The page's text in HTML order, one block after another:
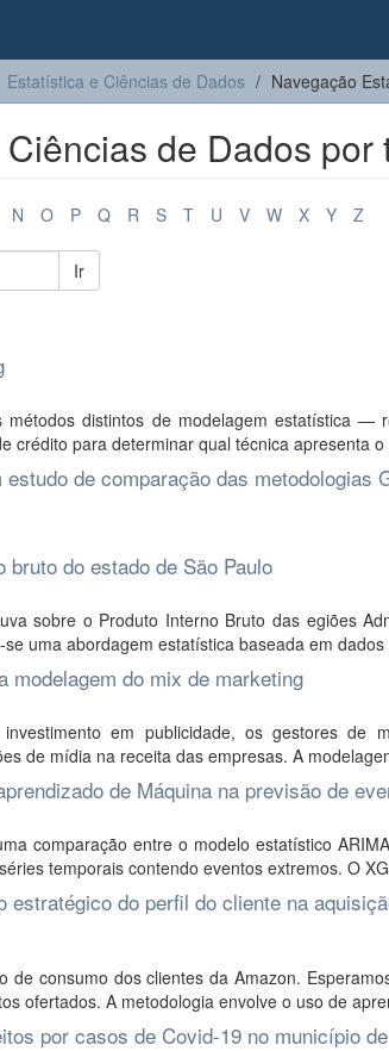
Estatística e Ciências de Dados Navegação
de Dados por
N O P Q R S T U V W X Y Z
Ir
distintos de modelagem estatística —
para determinar qual técnica apresenta o
de comparação das metodologias
do estado de São Paulo
sobre o Produto Interno Bruto das egiões
uma abordagem estatística baseada em dados
modelagem do mix de marketing
em publicidade, os gestores de
de mídia na receita das empresas. A
de Máquina na previsão de
comparação entre o modelo estatístico
temporais contendo eventos extremos. O
estratégico do perfil do cliente na
de consumo dos clientes da Amazon.
ofertados. A metodologia envolve o uso de
por casos de Covid-19 no município